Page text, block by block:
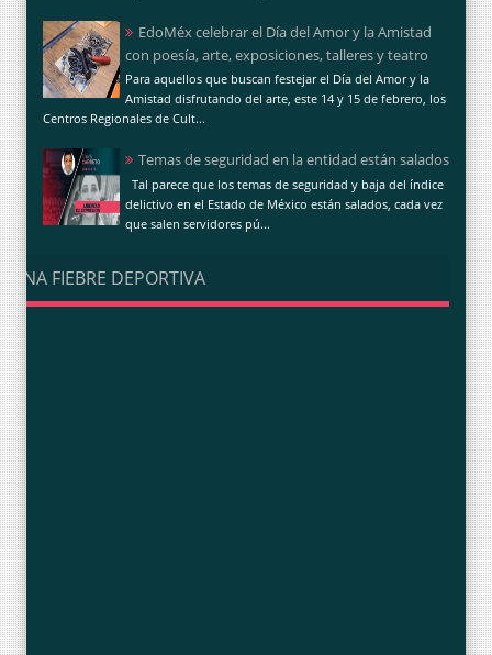
EdoMéx celebrar el Día del Amor y la Amistad
con poesía, arte, exposiciones, talleres y teatro
Para aquellos que buscan festejar el Día del Amor y la
Amistad disfrutando del arte, este 14 y 15 de febrero, los
Centros Regionales de Cult...
Temas de seguridad en la entidad están salados
Tal parece que los temas de seguridad y baja del índice
delictivo en el Estado de México están salados, cada vez
que salen servidores pú...
UNA FIEBRE DEPORTIVA